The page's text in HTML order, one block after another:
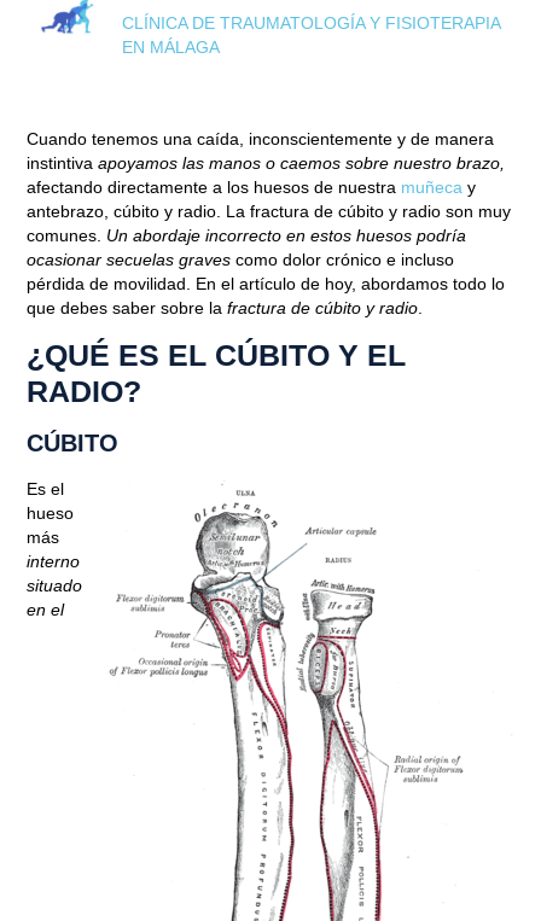
CLÍNICA DE TRAUMATOLOGÍA Y FISIOTERAPIA
EN MÁLAGA
Cuando tenemos una caída, inconscientemente y de manera
instintivaapoyamos las manos o caemos sobre nuestro brazo,
afectando directamente a los huesos de nuestra muñeca y
antebrazo, cúbito y radio. La fractura de cúbito y radio son muy
comunes. Un abordaje incorrecto en estos huesos podría
ocasionar secuelas graves como dolor crónico e incluso
pérdida de movilidad. En el artículo de hoy, abordamos todo lo
que debes saber sobre lafractura de cúbito y radio
¿QUÉ ES EL CÚBITO Y EL
RADIO?
CÚBITO
Es el
hueso
más
interno
situado
en el